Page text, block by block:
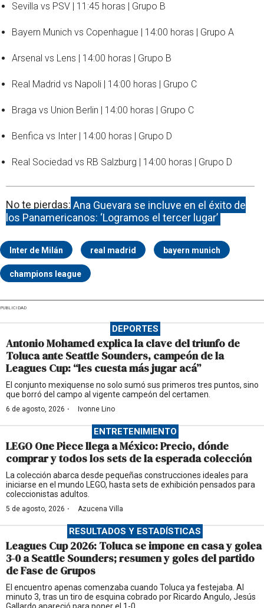
Sevilla vs PSV | 11:45 horas | Grupo B
Bayern Munich vs Copenhague | 14:00 horas | Grupo A
Arsenal vs Lens | 14:00 horas | Grupo B
Real Madrid vs Napoli | 14:00 horas | Grupo C
Braga vs Union Berlin | 14:00 horas | Grupo C
Benfica vs Inter | 14:00 horas | Grupo D
Real Sociedad vs RB Salzburg | 14:00 horas | Grupo D
No te pierdas: Ana Guevara se incluye en el éxito de
los Panamericanos: ‘Logramos el tercer lugar’
Inter de Milán real madrid bayern munich
champions league
PUBLICIDAD
DEPORTES
Antonio Mohamed explica la clave del triunfo de
Toluca ante Seattle Sounders, campeón de la
Leagues Cup: “les cuesta más jugar acá”
El conjunto mexiquense no solo sumó sus primeros tres puntos, sino
que borró del campo al vigente campeón del certamen.
6 de agosto, 2026 · Ivonne Lino
ENTRETENIMIENTO
LEGO One Piece llega a México: Precio, dónde
comprar y todos los sets de la esperada colección
La colección abarca desde pequeñas construcciones ideales para
iniciarse en el mundo LEGO, hasta sets de exhibición pensados para
coleccionistas adultos.
5 de agosto, 2026 · Azucena Villa
RESULTADOS Y ESTADÍSTICAS
Leagues Cup 2026: Toluca se impone en casa y golea
3-0 a Seattle Sounders; resumen y goles del partido
de Fase de Grupos
El encuentro apenas comenzaba cuando Toluca ya festejaba. Al
minuto 3, tras un tiro de esquina cobrado por Ricardo Angulo, Jesús